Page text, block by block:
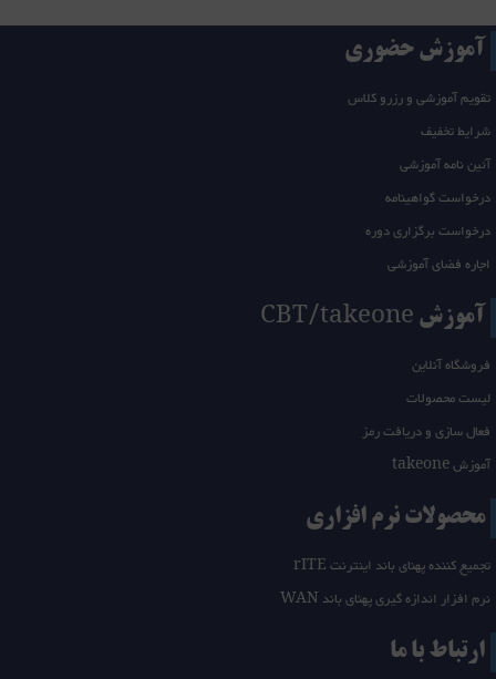
آموزش حضوری
تقویم آموزشی و رزرو کلاس
شرایط تخفیف
آئین نامه آموزشی
درخواست گواهینامه
درخواست برگزاری دوره
اجاره فضای آموزشی
آموزش CBT/takeone
فروشگاه آنلاین
لیست محصولات
فعال سازی و دریافت رمز
آموزش takeone
محصولات نرم افزاری
تجمیع کننده پهنای باند اینترنت rITE
نرم افزار اندازه گیری پهنای باند WAN
ارتباط با ما